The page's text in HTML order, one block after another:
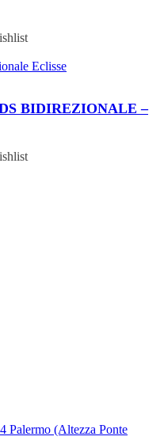
Palermo (Altezza Ponte